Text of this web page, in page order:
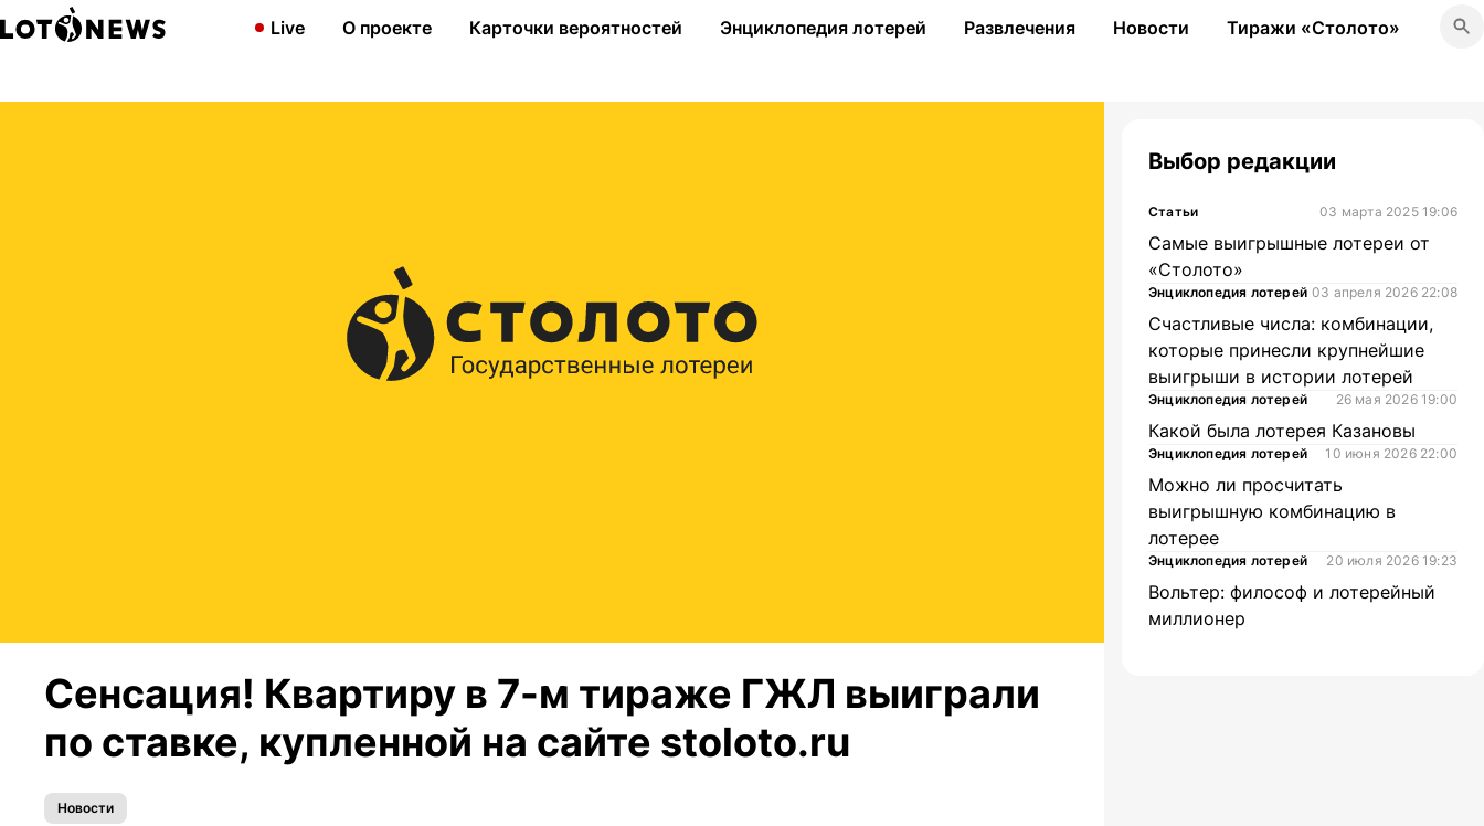
Live О проекте Карточки вероятностей Энциклопедия лотерей Развлечения Новости Тиражи «Столото»
Сенсация! Квартиру в 7-м тираже ГЖЛ выиграли
по ставке, купленной на сайте stoloto.ru
Новости
Выбор редакции
Статьи 03 марта 2025 19:06
Самые выигрышные лотереи от
«Столото»
Энциклопедия лотерей 03 апреля 2026 22:08
Счастливые числа: комбинации,
которые принесли крупнейшие
выигрыши в истории лотерей
Энциклопедия лотерей 26 мая 2026 19:00
Какой была лотерея Казановы
Энциклопедия лотерей 10 июня 2026 22:00
Можно ли просчитать
выигрышную комбинацию в
лотерее
Энциклопедия лотерей 20 июля 2026 19:23
Вольтер: философ и лотерейный
миллионер